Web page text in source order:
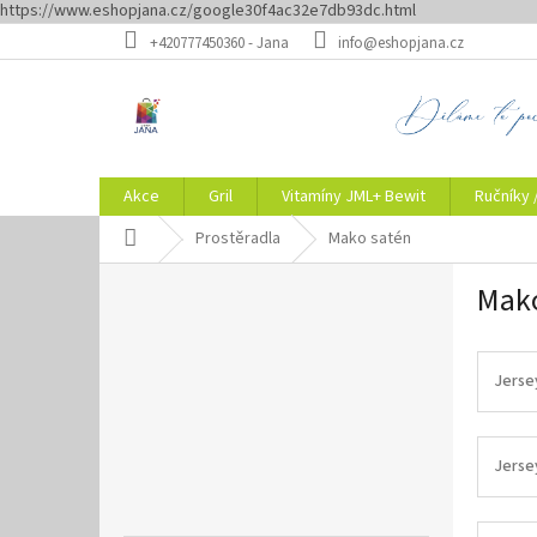
https://www.eshopjana.cz/google30f4ac32e7db93dc.html
na
+420777450360 - Jana info@eshopjana.cz
Akce Gril Vitamíny JML+ Bewit Ručníky
Domů Prostěradla Mako satén